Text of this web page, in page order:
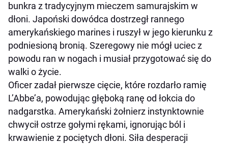
bunkra z tradycyjnym mieczem samurajskim w
dłoni. Japoński dowódca dostrzegł rannego
amerykańskiego marines i ruszył w jego kierunku z
podniesioną bronią. Szeregowy nie mógł uciec z
powodu ran w nogach i musiał przygotować się do
walki o życie.
Oficer zadał pierwsze cięcie, które rozdarło ramię
L’Abbe’a, powodując głęboką ranę od łokcia do
nadgarstka. Amerykański żołnierz instynktownie
chwycił ostrze gołymi rękami, ignorując ból i
krwawienie z pociętych dłoni. Siła desperacji